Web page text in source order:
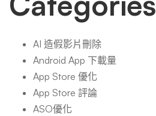
AI 造假影片刪除
Android App 下載量
App Store 優化
App Store 評論
ASO優化